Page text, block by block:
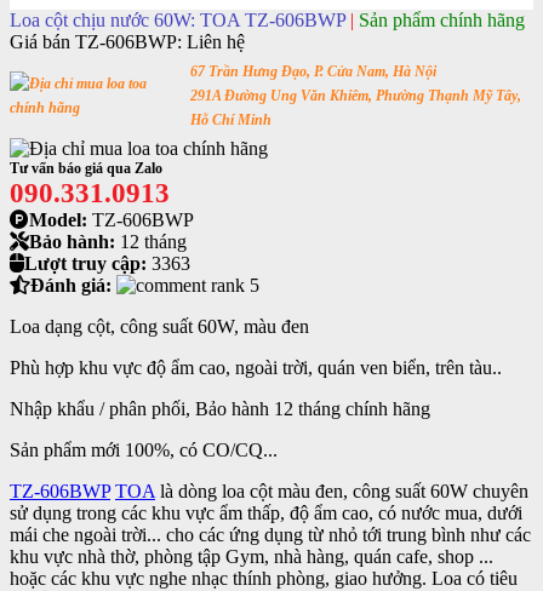
Loa cột chịu nước 60W: TOA TZ-606BWP | Sản phẩm chính hãng
Giá bán TZ-606BWP: Liên hệ
67 Trần Hưng Đạo, P. Cửa Nam, Hà Nội
291A Đường Ung Văn Khiêm, Phường Thạnh Mỹ Tây,
Hỗ Chí Minh
Tư vấn báo giá qua Zalo
090.331.0913
Model: TZ-606BWP
Bảo hành: 12 tháng
Lượt truy cập: 3363
Đánh giá:
Loa dạng cột, công suất 60W, màu đen
Phù hợp khu vực độ ẩm cao, ngoài trời, quán ven biển, trên tàu..
Nhập khẩu / phân phối, Bảo hành 12 tháng chính hãng
Sản phẩm mới 100%, có CO/CQ...
TZ-606BWP TOA là dòng loa cột màu đen, công suất 60W chuyên
sử dụng trong các khu vực ẩm thấp, độ ẩm cao, có nước mua, dưới
mái che ngoài trời... cho các ứng dụng từ nhỏ tới trung bình như các
khu vực nhà thờ, phòng tập Gym, nhà hàng, quán cafe, shop ...
hoặc các khu vực nghe nhạc thính phòng, giao hưởng. Loa có tiêu